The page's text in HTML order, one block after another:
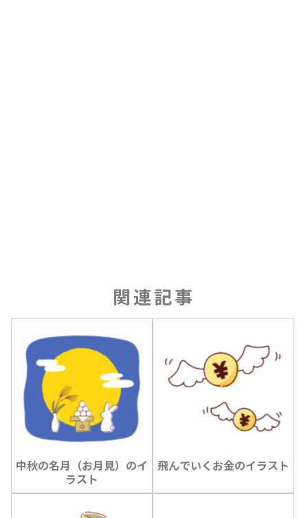
関連記事
中秋の名月（お月見）のイ
ラスト
飛んでいくお金のイラスト